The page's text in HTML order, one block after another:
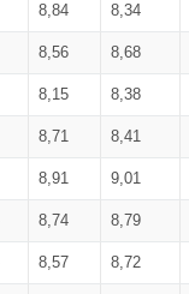
8,84 8,34
8,56 8,68
8,15 8,38
8,71 8,41
8,91 9,01
8,74 8,79
8,57 8,72